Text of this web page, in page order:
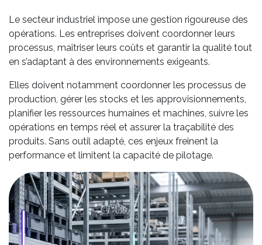
Le secteur industriel impose une gestion rigoureuse des
opérations. Les entreprises doivent coordonner leurs
processus, maîtriser leurs coûts et garantir la qualité tout
en s’adaptant à des environnements exigeants.
Elles doivent notamment coordonner les processus de
production, gérer les stocks et les approvisionnements,
planifier les ressources humaines et machines, suivre les
opérations en temps réel et assurer la traçabilité des
produits. Sans outil adapté, ces enjeux freinent la
performance et limitent la capacité de pilotage.